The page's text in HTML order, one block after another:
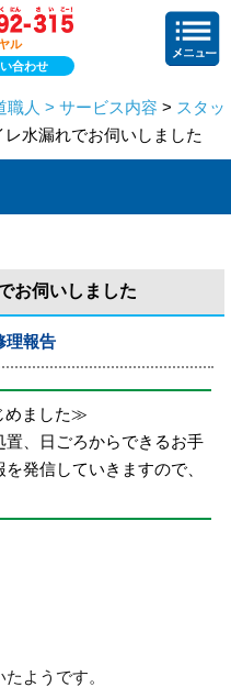
ル
合わせ
職人 > サービス内容 > スタッ
水漏れでお伺いしました
お伺いしました
理報告
めました≫
、日ごろからできるお手
発信していきますので、
ようです。